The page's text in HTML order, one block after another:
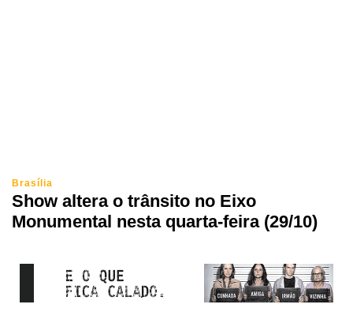
Brasília
Show altera o trânsito no Eixo
Monumental nesta quarta-feira (29/10)